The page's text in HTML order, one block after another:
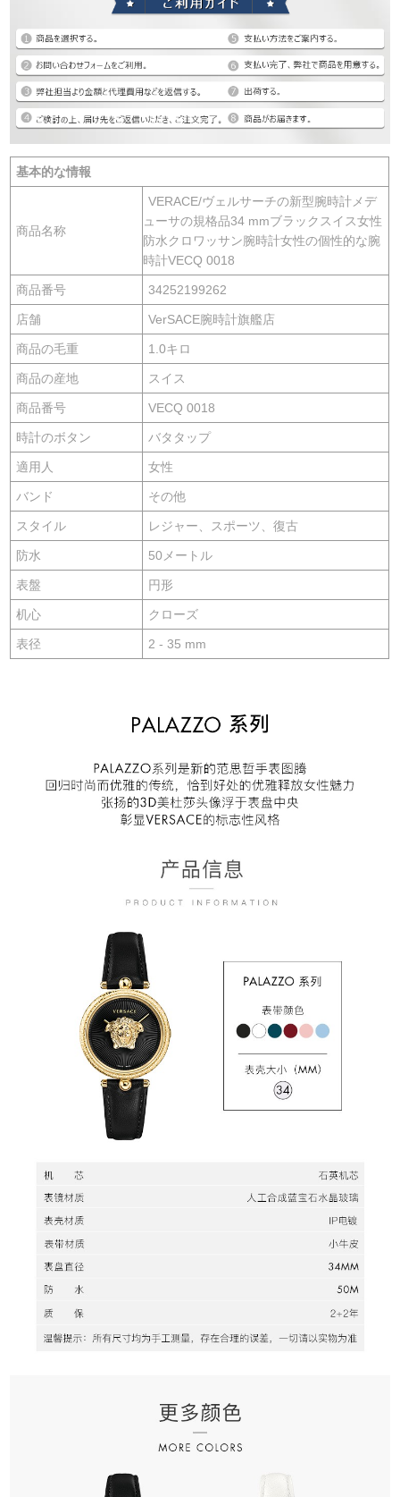
基本的な情報
商品名称
VERACE/ヴェルサーチの新型腕時計メデ
ューサの規格品34 mmブラックスイス女性
防水クロワッサン腕時計女性の個性的な腕
時計VECQ 0018
商品番号 34252199262
店舗 VerSACE腕時計旗艦店
商品の毛重 1.0キロ
商品の産地 スイス
商品番号 VECQ 0018
時計のボタン バタタップ
適用人 女性
バンド その他
スタイル レジャー、スポーツ、復古
防水 50メートル
表盤 円形
机心 クローズ
表径 2 - 35 mm